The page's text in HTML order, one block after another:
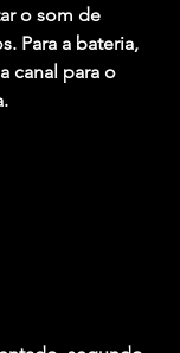
o som de
Para a bateria,
canal para o